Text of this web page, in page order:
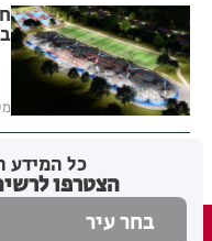
כל המידע
הצטרפו